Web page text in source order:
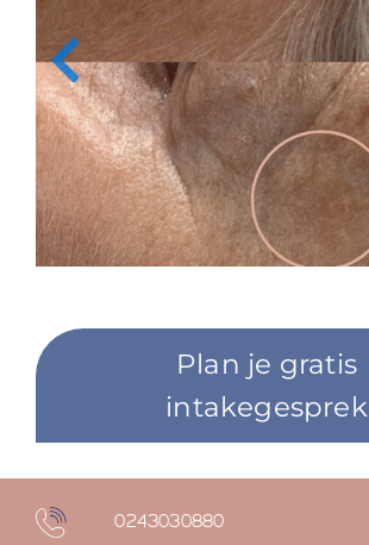
Plan je gratis
intakegesprek
0243030880